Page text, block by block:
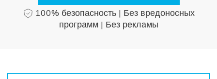
100% безопасность | Без вредоносных
программ | Без рекламы